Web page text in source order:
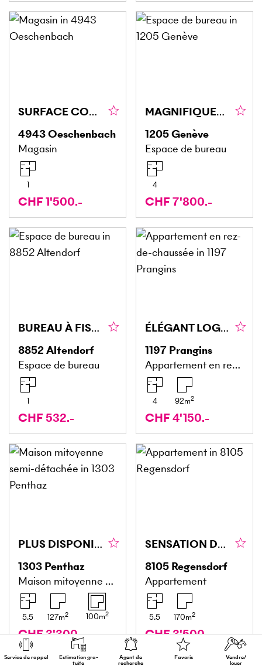
SURFACE COMMERCIALE POLYVALENTE AVEC VITRINE
4943Oeschenbach
Magasin
1
CHF 1'500.-
MAGNIFIQUES BUREAUX DE 160 M² ENV. A GENEVE (1205)
1205Genève
Espace de bureau
4
CHF 7'800.-
BUREAU À FISCALITÉ AVANTAGEUSE, CHARGES COMPRISES
8852Altendorf
Espace de bureau
1
CHF 532.-
ÉLÉGANT LOGEMENT MEUBLÉ AU CHARME CONTEMPORAIN
1197 Prangins
Appartement en rez-de-chaussée
4 92m2
CHF 4'150.-
PLUS DISPONIBLE
1303 Penthaz
Maison mitoyenne semi-détachée
5.5 127m2 100m2
CHF 3'300.-
SENSATION DESPACE AU PLUS HAUT NIVEAU
8105 Regensdorf
Appartement
5.5 170m2
CHF 3'500.-
Service de rappel Estimation gra­
tuite
Agent de
recherche
Favoris Vendre/
louer